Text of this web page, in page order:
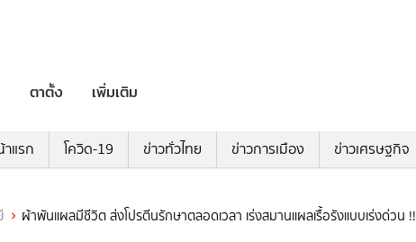
ตาตั้ง เพิ่มเติม
าแรก โควิด-19 ข่าวทั่วไทย ข่าวการเมือง ข่าวเศรษฐกิจ
ผ้าพันแผลมีชีวิต ส่งโปรตีนรักษาตลอดเวลา เร่งสมานแผลเรื้อรังแบบเร่งด่วน !!